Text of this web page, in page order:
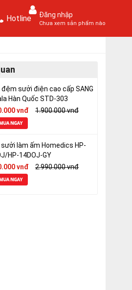
Hotline Đăng nhập
Chưa xem sản phẩm nào
đệm sưởi điện cao cấp SANG
Hàn Quốc STD-303
vnđ
1.900.000 vnđ
làm ấm Homedics HP-
HP-14DOJ-GY
vnđ
2.990.000 vnđ